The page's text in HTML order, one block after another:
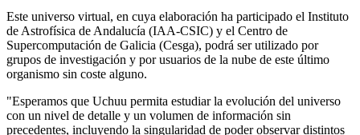
Este universo virtual, en cuya elaboración ha participado el Instituto
de Astrofísica de Andalucía (IAA-CSIC) y el Centro de
Supercomputación de Galicia (Cesga), podrá ser utilizado por
grupos de investigación y por usuarios de la nube de este último
organismo sin coste alguno.
"Esperamos que Uchuu permita estudiar la evolución del universo
con un nivel de detalle y un volumen de información sin
precedentes, incluyendo la singularidad de poder observar distintos